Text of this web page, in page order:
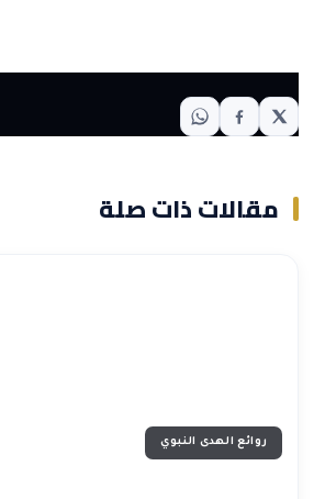
مقالات ذات صلة
روائع الهدى النبوي